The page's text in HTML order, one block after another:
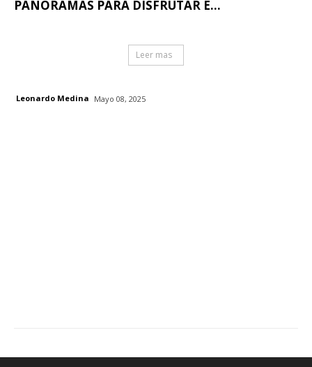
PANORAMAS PARA DISFRUTAR E...
Leer mas
Leonardo Medina Mayo 08, 2025